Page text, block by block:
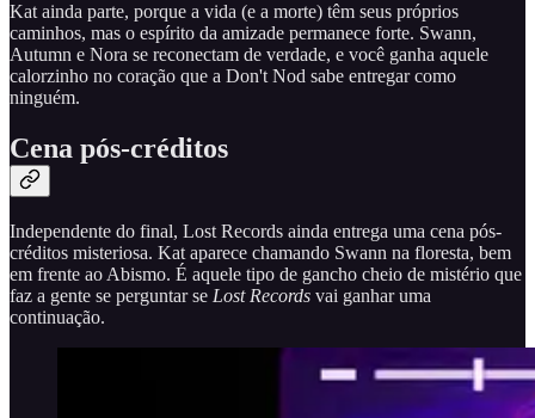
Kat ainda parte, porque a vida (e a morte) têm seus próprios
caminhos, mas o espírito da amizade permanece forte. Swann,
Autumn e Nora se reconectam de verdade, e você ganha aquele
calorzinho no coração que a Don't Nod sabe entregar como
ninguém.
Cena pós-créditos
Independente do final, Lost Records ainda entrega uma cena pós-
créditos misteriosa. Kat aparece chamando Swann na floresta, bem
em frente ao Abismo. É aquele tipo de gancho cheio de mistério que
faz a gente se perguntar se Lost Records vai ganhar uma
continuação.